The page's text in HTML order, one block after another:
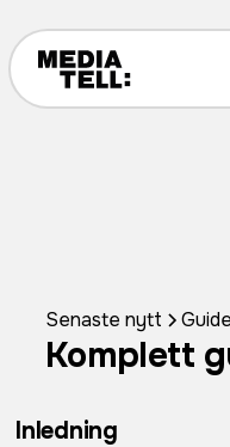
Senaste nytt Guide
Komplett
Inledning